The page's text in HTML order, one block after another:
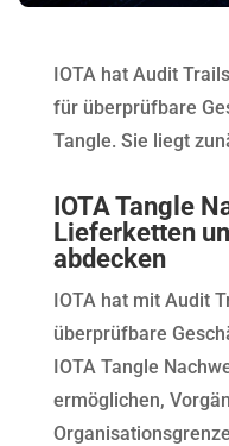
IOTA hat Audit
für überprüfbare
Tangle. Sie liegt
IOTA Tangle
Lieferketten
abdecken
IOTA hat mit Audit
überprüfbare
IOTA Tangle
ermöglichen,